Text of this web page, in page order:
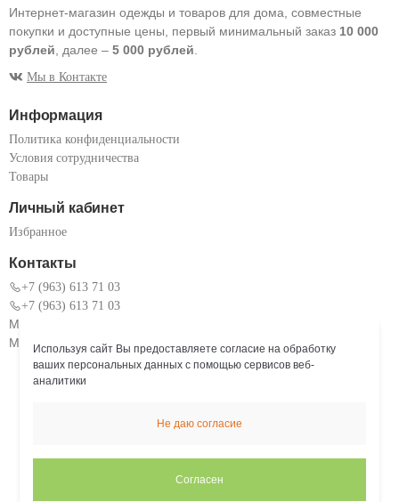
Интернет-магазин одежды и товаров для дома, совместные
покупки и доступные цены, первый минимальный заказ 10 000
рублей , далее – 5 000 рублей
Мы в Контакте
Информация
Политика конфиденциальности
Условия сотрудничества
Товары
Личный кабинет
Избранное
Контакты
+7 (963) 613 71 03
+7 (963) 613 71 03
Московская область, г. Коломна, ул. Окский проспект 101
Мы работаем: Пн. – Пт.: с 9:00 до 18:00
Используя сайт Вы предоставляете согласие на обработку
ваших персональных данных с помощью сервисов веб-
аналитики
Не даю согласие
Согласен